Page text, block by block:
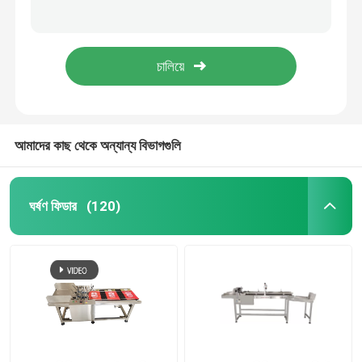
ফ্রিকশন পেপার ফিডার
পেজিং মেশিন
ডিম কোডিং কনভেয়র
আমাদের কাছ থেকে অন্যান্য বিভাগগুলি
ঘর্ষণ ফিডার (120)